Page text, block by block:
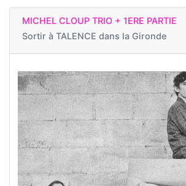
MICHEL CLOUP TRIO + 1ERE PARTIE
Sortir à TALENCE dans la Gironde